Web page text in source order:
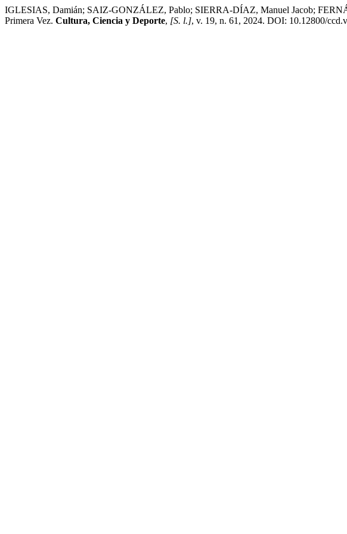
IGLESIAS, Damián; SAIZ-GONZÁLEZ, Pablo; SIERRA-DÍAZ, Manuel Jacob;
Primera Vez. Cultura, Ciencia y Deporte, [S. l.], v. 19, n. 61, 2024. DOI: 10.12800/